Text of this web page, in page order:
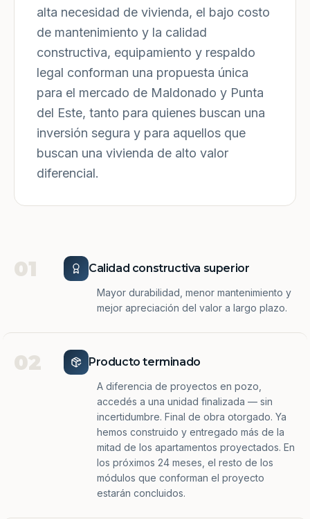
alta necesidad de vivienda, el bajo costo
de mantenimiento y la calidad
constructiva, equipamiento y respaldo
legal conforman una propuesta única
para el mercado de Maldonado y Punta
del Este, tanto para quienes buscan una
inversión segura y para aquellos que
buscan una vivienda de alto valor
diferencial.
01 Calidad constructiva superior
Mayor durabilidad, menor mantenimiento y
mejor apreciación del valor a largo plazo.
02 Producto terminado
A diferencia de proyectos en pozo,
accedés a una unidad finalizada — sin
incertidumbre. Final de obra otorgado. Ya
hemos construido y entregado más de la
mitad de los apartamentos proyectados. En
los próximos 24 meses, el resto de los
módulos que conforman el proyecto
estarán concluidos.